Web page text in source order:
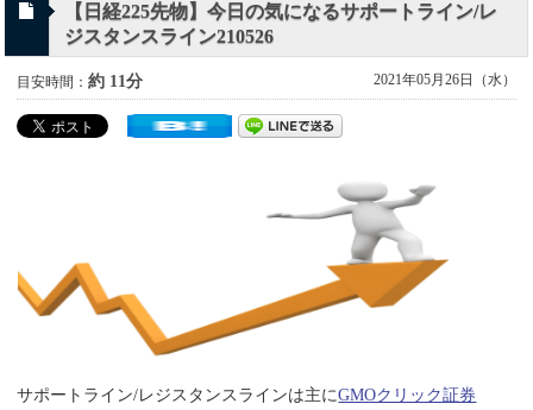
【日経225先物】今日の気になるサポートライン/レ
ジスタンスライン210526
目安時間：約 11分 2021年05月26日（水）
サポートライン/レジスタンスラインは主にGMOクリック証券